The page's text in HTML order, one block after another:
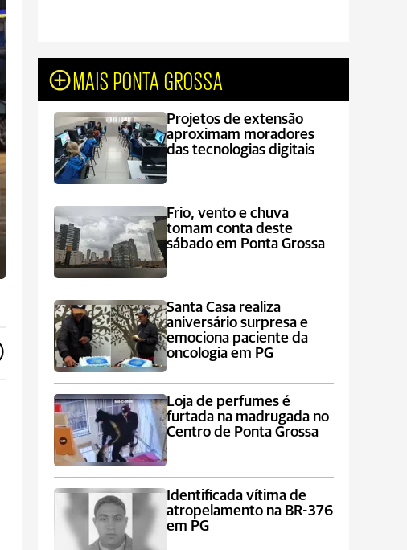
MAIS PONTA GROSSA
Projetos de extensão
aproximam moradores
das tecnologias digitais
Frio, vento e chuva
tomam conta deste
sábado em Ponta Grossa
Santa Casa realiza
aniversário surpresa e
emociona paciente da
oncologia em PG
Loja de perfumes é
furtada na madrugada no
Centro de Ponta Grossa
Identificada vítima de
atropelamento na BR-376
em PG